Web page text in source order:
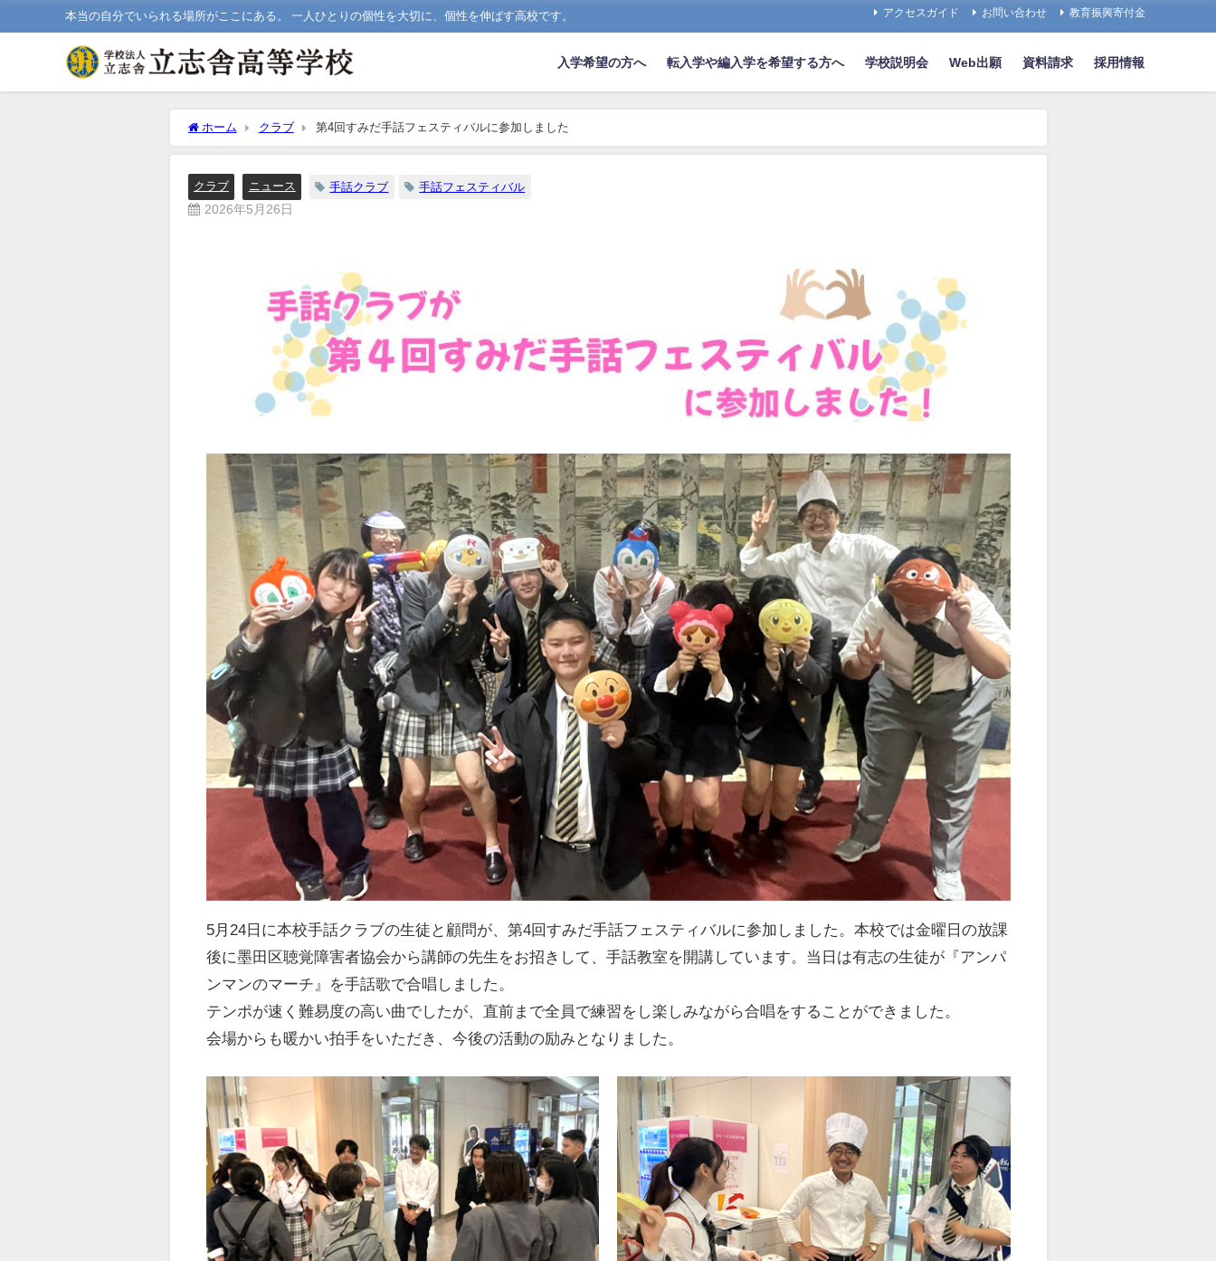
本当の自分でいられる場所がここにある。 一人ひとりの個性を大切に、個性を伸ばす高校です。 アクセスガイド お問い合わせ 教育振興寄付金
入学希望の方へ 転入学や編入学を希望する方へ 学校説明会 Web出願 資料請求 採用情報
ホーム クラブ 第4回すみだ手話フェスティバルに参加しました
クラブ ニュース 手話クラブ 手話フェスティバル
2026年5月26日
5月24日に本校手話クラブの生徒と顧問が、第4回すみだ手話フェスティバルに参加しました。本校では金曜日の放課
後に墨田区聴覚障害者協会から講師の先生をお招きして、手話教室を開講しています。当日は有志の生徒が『アンパ
ンマンのマーチ』を手話歌で合唱しました。
テンポが速く難易度の高い曲でしたが、直前まで全員で練習をし楽しみながら合唱をすることができました。
会場からも暖かい拍手をいただき、今後の活動の励みとなりました。